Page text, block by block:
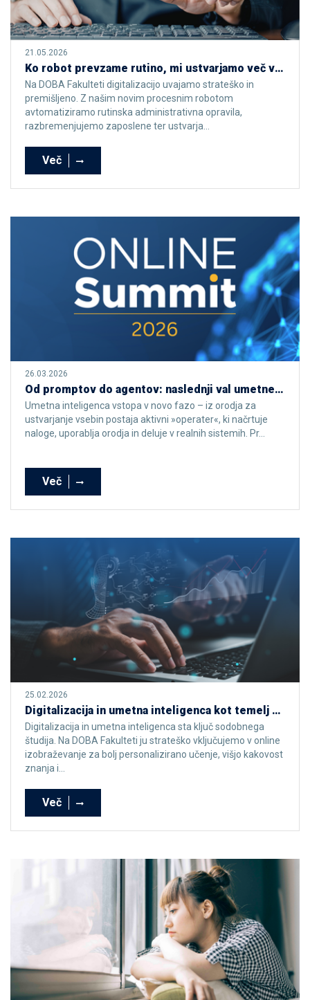
21.05.2026
Ko robot prevzame rutino, mi ustvarjamo več vrednosti
Na DOBA Fakulteti digitalizacijo uvajamo strateško in
premišljeno. Z našim novim procesnim robotom
avtomatiziramo rutinska administrativna opravila,
razbremenjujemo zaposlene ter ustvarja...
Več
26.03.2026
Od promptov do agentov: naslednji val umetne inteligence
Umetna inteligenca vstopa v novo fazo – iz orodja za
ustvarjanje vsebin postaja aktivni »operater«, ki načrtuje
naloge, uporablja orodja in deluje v realnih sistemih. Pr...
Več
25.02.2026
Digitalizacija in umetna inteligenca kot temelj sodobnega študijskega procesa
Digitalizacija in umetna inteligenca sta ključ sodobnega
študija. Na DOBA Fakulteti ju strateško vključujemo v online
izobraževanje za bolj personalizirano učenje, višjo kakovost
znanja i...
Več